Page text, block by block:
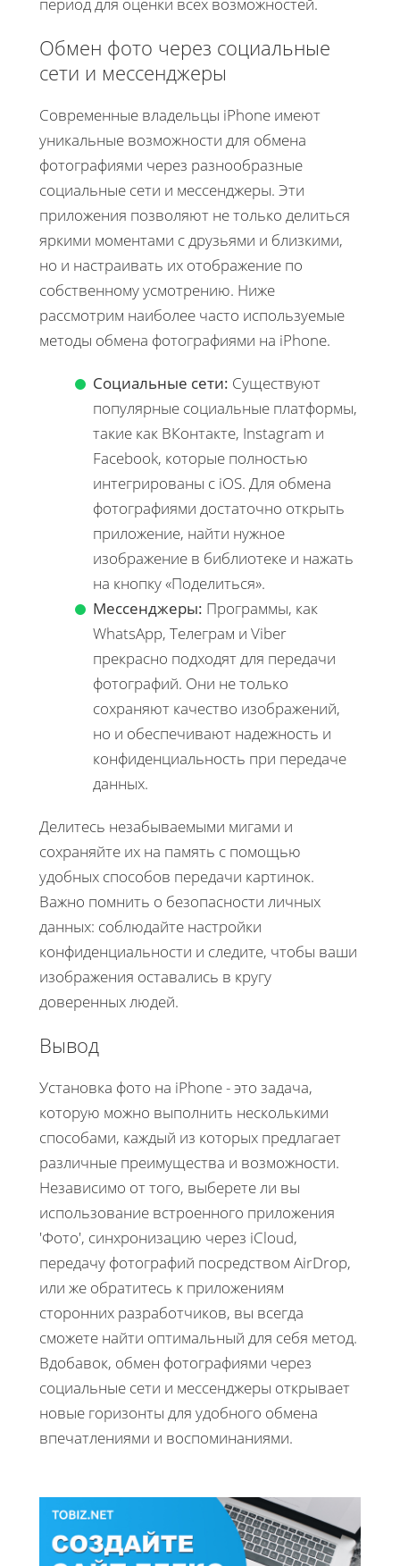
Обмен фото через социальные
сети и мессенджеры
Современные владельцы iPhone имеют
уникальные возможности для обмена
фотографиями через разнообразные
социальные сети и мессенджеры. Эти
приложения позволяют не только делиться
яркими моментами с друзьями и близкими,
но и настраивать их отображение по
собственному усмотрению. Ниже
рассмотрим наиболее часто используемые
методы обмена фотографиями на iPhone.
Социальные сети: Существуют
популярные социальные платформы,
такие как ВКонтакте, Instagram и
Facebook, которые полностью
интегрированы с iOS. Для обмена
фотографиями достаточно открыть
приложение, найти нужное
изображение в библиотеке и нажать
на кнопку «Поделиться».
Мессенджеры: Программы, как
WhatsApp, Телеграм и Viber
прекрасно подходят для передачи
фотографий. Они не только
сохраняют качество изображений,
но и обеспечивают надежность и
конфиденциальность при передаче
данных.
Делитесь незабываемыми мигами и
сохраняйте их на память с помощью
удобных способов передачи картинок.
Важно помнить о безопасности личных
данных: соблюдайте настройки
конфиденциальности и следите, чтобы ваши
изображения оставались в кругу
доверенных людей.
Вывод
Установка фото на iPhone - это задача,
которую можно выполнить несколькими
способами, каждый из которых предлагает
различные преимущества и возможности.
Независимо от того, выберете ли вы
использование встроенного приложения
'Фото', синхронизацию через iCloud,
передачу фотографий посредством AirDrop,
или же обратитесь к приложениям
сторонних разработчиков, вы всегда
сможете найти оптимальный для себя метод.
Вдобавок, обмен фотографиями через
социальные сети и мессенджеры открывает
новые горизонты для удобного обмена
впечатлениями и воспоминаниями.